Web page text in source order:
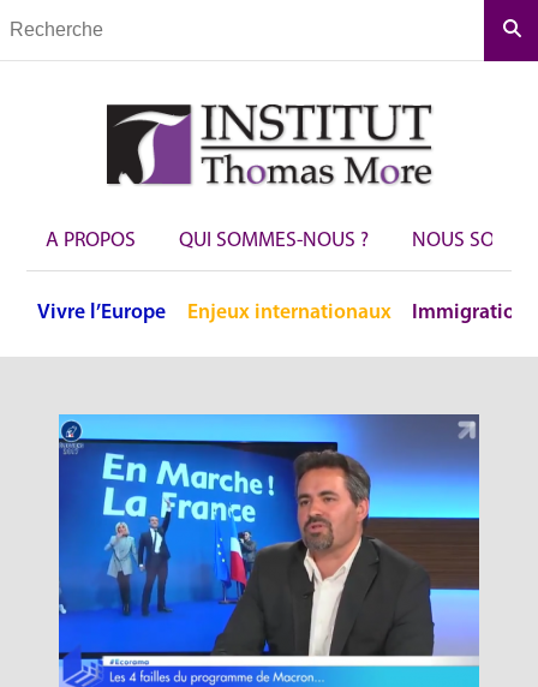
A PROPOS QUI SOMMES-NOUS ? NOUS
Vivre l’Europe Enjeux internationaux Immigration